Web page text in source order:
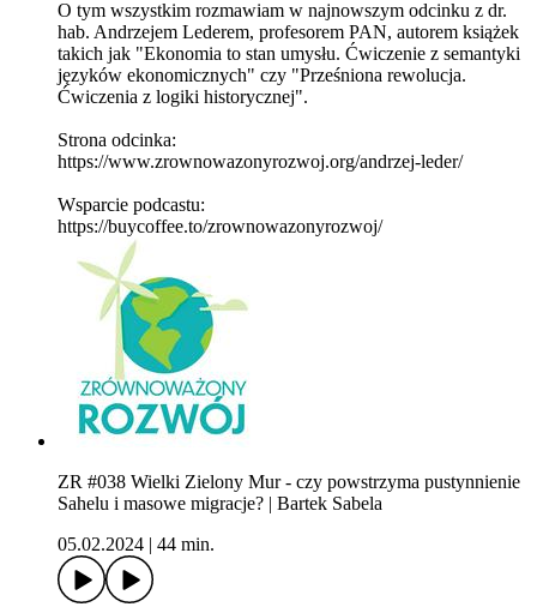
O tym wszystkim rozmawiam w najnowszym odcinku z dr.
hab. Andrzejem Lederem, profesorem PAN, autorem książek
takich jak "Ekonomia to stan umysłu. Ćwiczenie z semantyki
języków ekonomicznych" czy "Prześniona rewolucja.
Ćwiczenia z logiki historycznej".
Strona odcinka:
https://www.zrownowazonyrozwoj.org/andrzej-leder/
Wsparcie podcastu:
https://buycoffee.to/zrownowazonyrozwoj/
ZR #038 Wielki Zielony Mur - czy powstrzyma pustynnienie
Sahelu i masowe migracje? | Bartek Sabela
05.02.2024
44 min.